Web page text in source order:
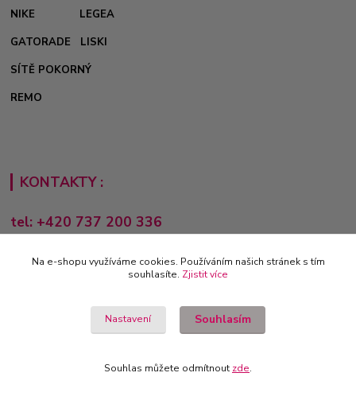
NIKE
LEGEA
GATORADE
LISKI
SÍTĚ POKORNÝ
REMO
KONTAKTY :
tel: +420 737 200 336
Pondělí-Pátek: 8 - 17 hodin
obchod@e-sporting.cz
Na e-shopu využíváme cookies. Používáním našich stránek s tím
souhlasíte. Zjistit více
Nastavení Souhlasím
Souhlas můžete odmítnout zde.